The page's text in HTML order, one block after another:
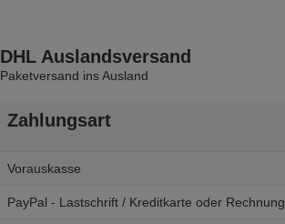
DHL Auslandsversand
Paketversand ins Ausland
Zahlungsart
Vorauskasse
PayPal - Lastschrift / Kreditkarte oder Rechnung